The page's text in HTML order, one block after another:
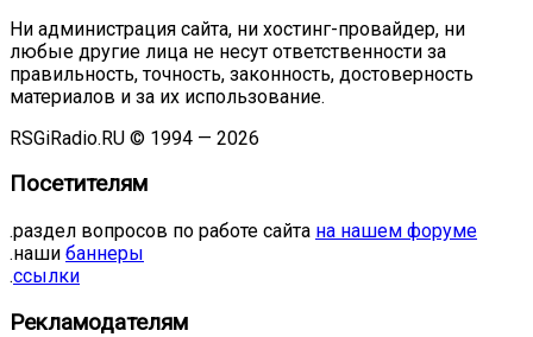
Ни администрация сайта, ни хостинг-провайдер, ни
любые другие лица не несут ответственности за
правильность, точность, законность, достоверность
материалов и за их использование.
RSGiRadio.RU © 1994 — 2026
Посетителям
.раздел вопросов по работе сайта на нашем форуме
.наши баннеры
.ссылки
Рекламодателям